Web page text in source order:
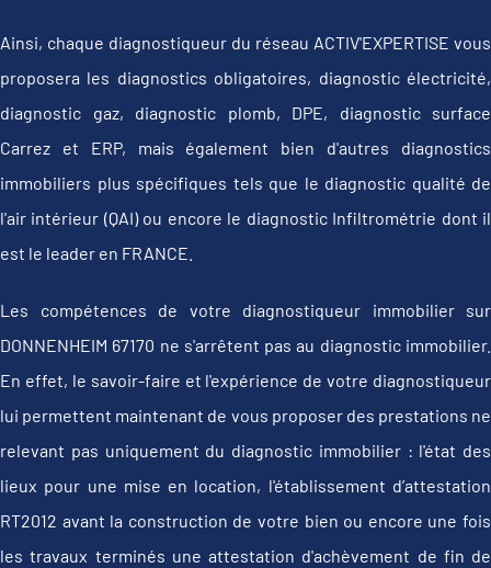
Ainsi, chaque diagnostiqueur du réseau ACTIV'EXPERTISE vous
proposera les diagnostics obligatoires, diagnostic électricité,
diagnostic gaz, diagnostic plomb, DPE, diagnostic surface
Carrez et ERP, mais également bien d'autres diagnostics
immobiliers plus spécifiques tels que le diagnostic qualité de
l'air intérieur (QAI) ou encore le diagnostic Infiltrométrie dont il
est le leader en FRANCE.
Les compétences de votre diagnostiqueur immobilier sur
DONNENHEIM 67170 ne s'arrêtent pas au diagnostic immobilier.
En effet, le savoir-faire et l'expérience de votre diagnostiqueur
lui permettent maintenant de vous proposer des prestations ne
relevant pas uniquement du diagnostic immobilier : l'état des
lieux pour une mise en location, l'établissement d’attestation
RT2012 avant la construction de votre bien ou encore une fois
les travaux terminés une attestation d'achèvement de fin de